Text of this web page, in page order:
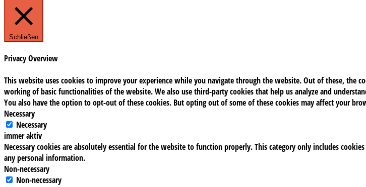
Schließen
Privacy Overview
This website uses cookies to improve your experience while you navigate through the website. Out of these, the
working of basic functionalities of the website. We also use third-party cookies that help us analyze and
You also have the option to opt-out of these cookies. But opting out of some of these cookies may affect your
Necessary
Necessary
immer aktiv
Necessary cookies are absolutely essential for the website to function properly. This category only includes
any personal information.
Non-necessary
Non-necessary